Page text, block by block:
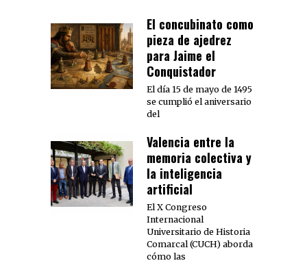
El concubinato como
pieza de ajedrez
para Jaime el
Conquistador
El día 15 de mayo de 1495
se cumplió el aniversario
del
Valencia entre la
memoria colectiva y
la inteligencia
artificial
El X Congreso
Internacional
Universitario de Historia
Comarcal (CUCH) aborda
cómo las